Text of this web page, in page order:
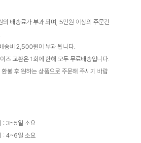
배송료가 부과 되며, 5만원 이상의 주문건
송비 2,500원이 부과 됩니다.
즈 교환은 1회에 한해 모두 무료배송입니다.
불 후 원하는 상품으로 주문해 주시기 바랍
: 3~5일 소요
: 4~6일 소요